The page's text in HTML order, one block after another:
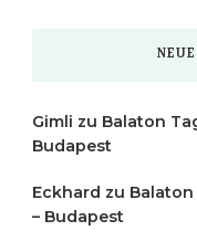
Gimli zu Balaton
Budapest
Eckhard zu Balaton
– Budapest